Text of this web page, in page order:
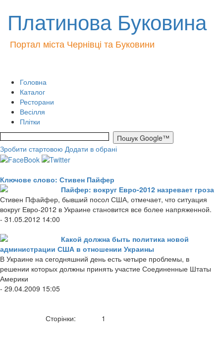
Платинова Буковина
Портал міста Чернівці та Буковини
Головна
Каталог
Ресторани
Весілля
Плітки
Зробити стартовою Додати в обрані
Ключове слово: Стивен Пайфер
Пайфер: вокруг Евро-2012 назревает гроза
Стивен Пфайфер, бывший посол США, отмечает, что ситуация
вокруг Евро-2012 в Украине становится все более напряженной.
- 31.05.2012 14:00
Какой должна быть политика новой
администрации США в отношении Украины
В Украине на сегодняшний день есть четыре проблемы, в
решении которых должны принять участие Соединенные Штаты
Америки
- 29.04.2009 15:05
Сторінки: 1